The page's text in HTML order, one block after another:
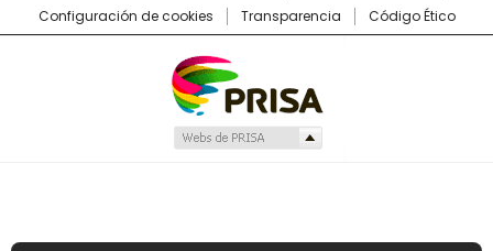
Configuración de cookies
Transparencia Código Ético